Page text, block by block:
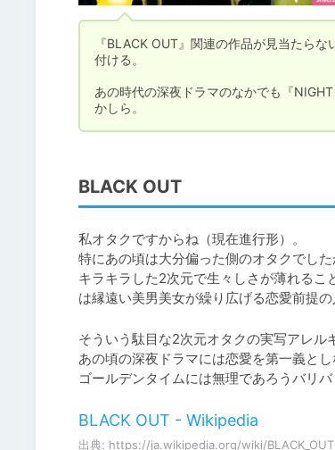
『BLACK OUT』関連の作品が見当たら
付ける。
あの時代の深夜ドラマのなかでも『
かしら。
BLACK OUT
私オタクですからね（現在進行形）。
特にあの頃は大分偏った側のオタクでし
キラキラした2次元で生々しさが薄れる
は縁遠い美男美女が繰り広げる恋愛前提
そういう駄目な2次元オタクの実写アレル
あの頃の深夜ドラマには恋愛を第一義と
ゴールデンタイムには無理であろうバリ
BLACK OUT - Wikipedia
出典: https://ja.wikipedia.org/wiki/BLACK_OUT